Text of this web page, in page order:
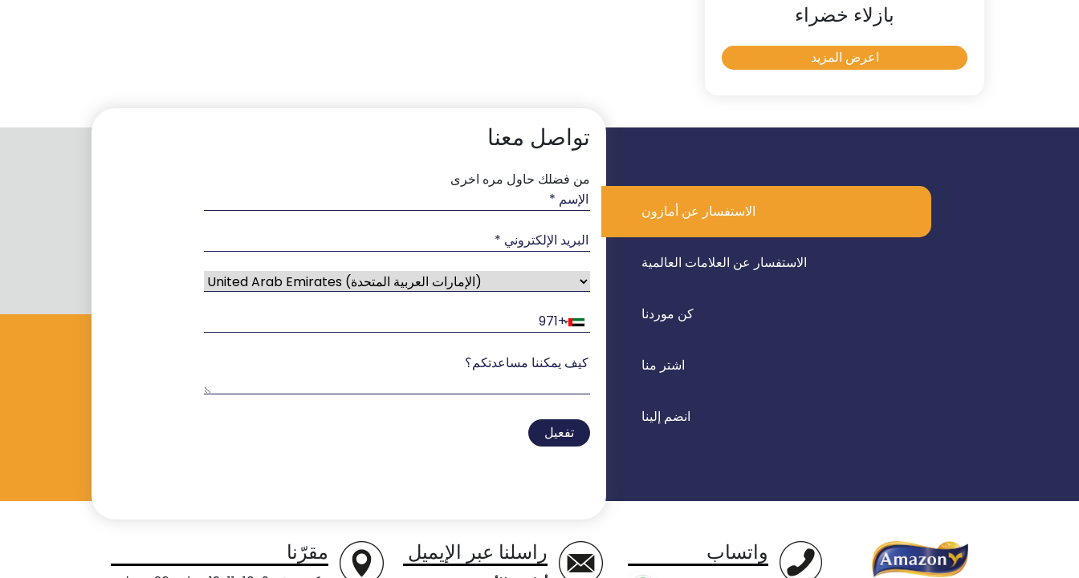
بازلاء خضراء
اعرض المزيد
الاستفسار عن أمازون
الاستفسار عن العلامات العالمية
كن موردنا
اشتر منا
انضم إلينا
تواصل معنا
من فضلك حاول مره اخرى
تفعيل
واتساب راسلنا عبر الإيميل مقرّنا